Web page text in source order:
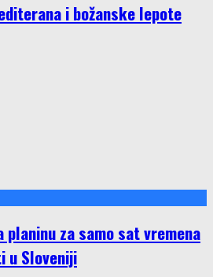
i božanske lepote
planinu za samo sat vremena
u Sloveniji